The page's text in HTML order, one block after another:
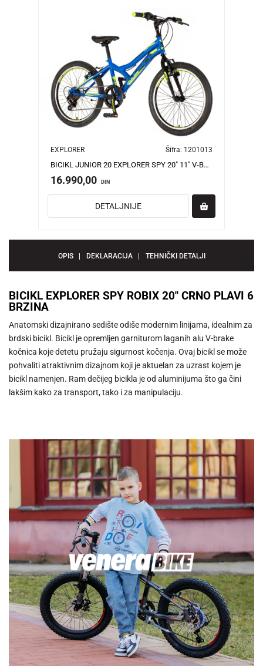
EXPLORER Šifra: 1201013
BICIKL JUNIOR 20 EXPLORER SPY 20" 11" V-BRAKE 6 BRZINA 120-142CM (XXS) PLAVI SJAJ UV
16.990,00 DIN
DETALJNIJE
OPIS DEKLARACIJA TEHNIČKI DETALJI
BICIKL EXPLORER SPY ROBIX 20" CRNO PLAVI 6
BRZINA
Anatomski dizajnirano sedište odiše modernim linijama, idealnim za
brdski bicikl. Bicikl je opremljen garniturom laganih alu V-brake
kočnica koje detetu pružaju sigurnost kočenja. Ovaj bicikl se može
pohvaliti atraktivnim dizajnom koji je aktuelan za uzrast kojem je
bicikl namenjen. Ram dečijeg bicikla je od aluminijuma što ga čini
lakšim kako za transport, tako i za manipulaciju.